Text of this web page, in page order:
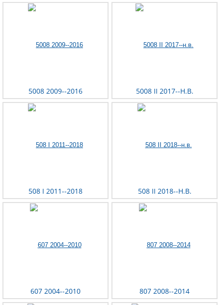
5008 2009--2016 5008 II 2017--Н.В.
508 I 2011--2018 508 II 2018--Н.В.
607 2004--2010 807 2008--2014